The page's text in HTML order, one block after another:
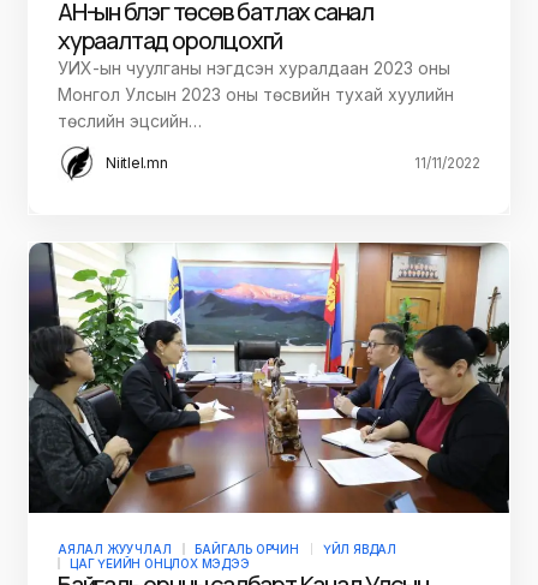
АН-ын бүлэг төсөв батлах санал
хураалтад оролцохгүй
УИХ-ын чуулганы нэгдсэн хуралдаан 2023 оны
Монгол Улсын 2023 оны төсвийн тухай хуулийн
төслийн эцсийн…
Niitlel.mn 11/11/2022
АЯЛАЛ ЖУУЧЛАЛ БАЙГАЛЬ ОРЧИН
ҮЙЛ ЯВДАЛ
ЦАГ ҮЕИЙН ОНЦЛОХ МЭДЭЭ